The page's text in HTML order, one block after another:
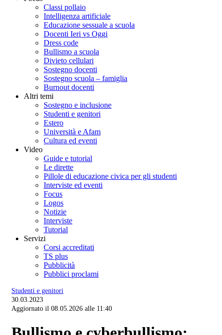
Classi pollaio
Intelligenza artificiale
Educazione sessuale a scuola
Docenti Ieri vs Oggi
Dress code
Bullismo a scuola
Divieto cellulari
Sostegno docenti
Sostegno scuola – famiglia
Burnout docenti
Altri temi
Sostegno e inclusione
Studenti e genitori
Estero
Università e Afam
Cultura ed eventi
Video
Guide e tutorial
Le dirette
Pillole di educazione civica per gli studenti
Interviste ed eventi
Focus
Logos
Notizie
Interviste
Tutorial
Servizi
Corsi accreditati
TS plus
Pubblicità
Pubblici proclami
Studenti e genitori
30.03.2023
Aggiornato il 08.05.2026 alle 11:40